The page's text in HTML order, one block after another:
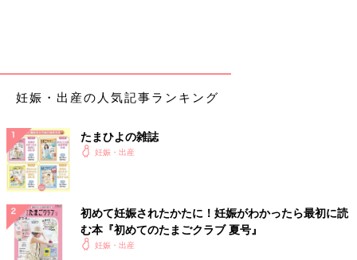
び”と位置づけて、毎日食べることをクセにしないことが肝心で
す。“食べないようにする”がストレスになる場合は、週に1～2
日、お菓子を食べていい日を決めてみては？ “ついついお菓子
ず、どうしても食べたいときに買いに行く”“食べきってもOKな小
サイズのものを買う”などの工夫をしてみて」
おやつの食べ方の鉄則は「15時ごろ、200kcalまで」に！
では、おやつは「いつ」「どのくらい」食べるのがいちばんよい
のでしょうか？ 管理栄養士の星さんによると、
妊娠・出産の人気記事ランキング
たまひよの雑誌
妊娠・出産
初めて妊娠されたかたに！妊娠がわかったら最初に読
む本『初めてのたまごクラブ 夏号』
妊娠・出産